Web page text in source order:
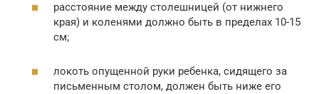
расстояние между столешницей (от нижнего
края) и коленями должно быть в пределах 10-15
см;
локоть опущенной руки ребенка, сидящего за
письменным столом, должен быть ниже его